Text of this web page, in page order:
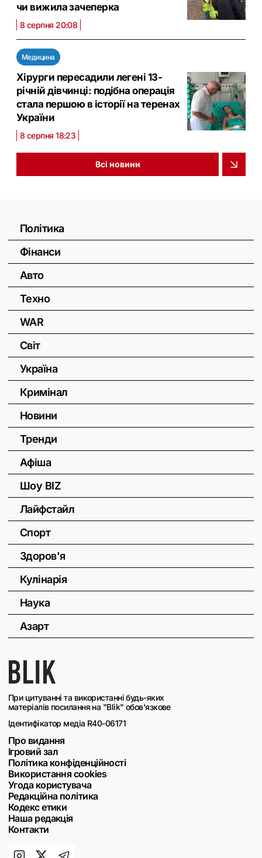
чи вижила зачеперка
8 серпня 20:08
Медицина
Хірурги пересадили легені 13-
річній дівчинці: подібна операція
стала першою в історії на теренах
України
8 серпня 18:23
Всі новини
При цитуванні та використанні будь-яких
матеріалів посилання на "Blik" обов'язкове
Ідентифікатор медіа R40-06171
Про видання
Ігровий зал
Політика конфіденційності
Використання cookies
Угода користувача
Редакційна політика
Кодекс етики
Наша редакція
Контакти
Політика
Фінанси
Авто
Техно
WAR
Світ
Україна
Кримінал
Новини
Тренди
Афіша
Шоу BIZ
Лайфстайл
Спорт
Здоров'я
Кулінарія
Наука
Азарт